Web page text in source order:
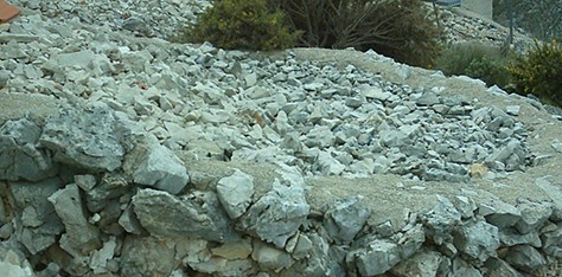
DADES ÚTILS
FESTES
NOTÍCIES
D’ACTIVITATS